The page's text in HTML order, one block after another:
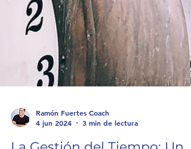
4 jun 2024
3 min de lectura